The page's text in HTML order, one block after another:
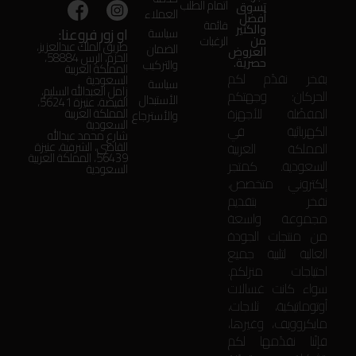
تسوق
أفضل
والكثير
من
العروض
حصرية.
بفخر نقدّم لكم
الحركان: وجهتكم
المفضّلة للأجهزة
الكهربائية في
المملكة العربية
السعودية. كمتجر
إلكتروني متخصص،
نفخر بتقديم
مجموعة واسعة
من منتجات الجودة
العالية لتلبية جميع
احتياجات منزلكم.
سواء كانت غسالات
أوتوماتيكية، ثلاجات،
مايكروويف، وغيرها،
فإنّنا نقدّمها لكم
اتمام الطلب
قائمة
الرغبات
العملاء
سياسة
الضمان
والتركيب
سياسة
الأستبدال
والأسترجاع
او زور فروعنا:
طريق الملك عبدالعزيز،
الحزم، الرس 58884،
المملكة العربية
السعودية
زامل العبدالله السليم،
الفيضة، عنيزة 56241،
المملكة العربية
السعودية
شارع محمد عبدالله
القاضي، الشرقية، عنيزة
56439، المملكة العربية
السعودية